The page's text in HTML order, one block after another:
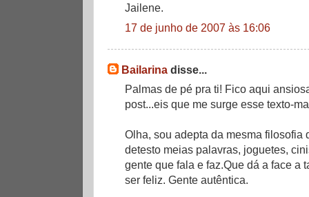
Jailene.
17 de junho de 2007 às 16:06
Bailarina disse...
Palmas de pé pra ti! Fico aqui
post...eis que me surge esse texto-
Olha, sou adepta da mesma filosofia
detesto meias palavras, joguetes,
gente que fala e faz.Que dá a face a
ser feliz. Gente autêntica.